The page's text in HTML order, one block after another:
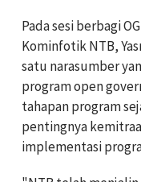
Pada sesi berbagi
Kominfotik NTB,
satu narasumber
program open
tahapan program
pentingnya
implementasi